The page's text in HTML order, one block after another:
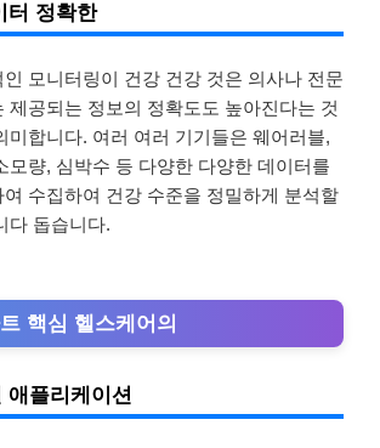
터 정확한
모니터링이 건강 건강 것은 의사나 전문
제공되는 정보의 정확도도 높아진다는 것
미합니다. 여러 여러 기기들은 웨어러블,
모량, 심박수 등 다양한 다양한 데이터를
수집하여 건강 수준을 정밀하게 분석할
다 돕습니다.
핵심 헬스케어의
애플리케이션